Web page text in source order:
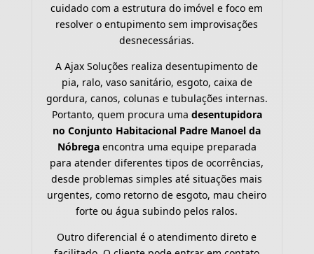
cuidado com a estrutura do imóvel e foco em
resolver o entupimento sem improvisações
desnecessárias.
A Ajax Soluções realiza desentupimento de
pia, ralo, vaso sanitário, esgoto, caixa de
gordura, canos, colunas e tubulações internas.
Portanto, quem procura uma desentupidora
no Conjunto Habitacional Padre Manoel da
Nóbregaencontra uma equipe preparada
para atender diferentes tipos de ocorrências,
desde problemas simples até situações mais
urgentes, como retorno de esgoto, mau cheiro
forte ou água subindo pelos ralos.
Outro diferencial é o atendimento direto e